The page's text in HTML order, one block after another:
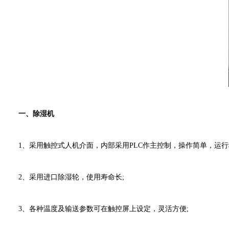
一、除湿机
1、采用触控式人机介面，内部采用PLC作主控制，操作简单，运
2、采用进口除湿轮，使用寿命长;
3、各种温度及输送参数可在触控屏上设定，灵活方便;